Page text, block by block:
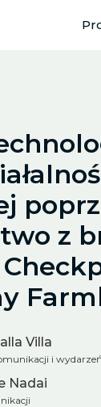
z
Villa
i wydarzeń
Nadai